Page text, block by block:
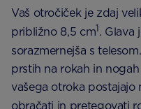
Vaš otročiček je zdaj
približno 8,5 cm1. Glava
sorazmernejša s
prstih na rokah in
vašega otroka postajajo
obračati in pretegovati